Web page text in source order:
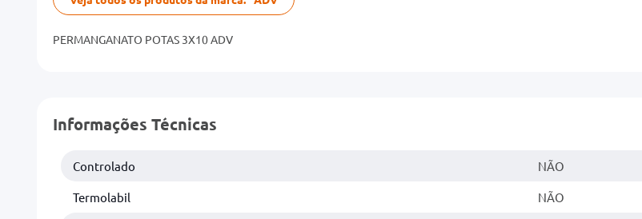
PERMANGANATO POTAS 3X10 ADV
Informações Técnicas
Controlado NÃO
Termolabil NÃO